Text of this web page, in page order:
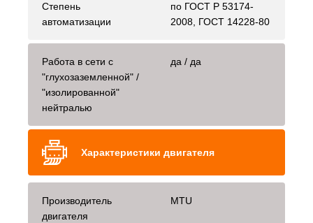
Степень
автоматизации
по ГОСТ Р 53174-
2008, ГОСТ 14228-80
Работа в сети с
"глухозаземленной" /
"изолированной"
нейтралью
да / да
Характеристики двигателя
Производитель
двигателя
MTU